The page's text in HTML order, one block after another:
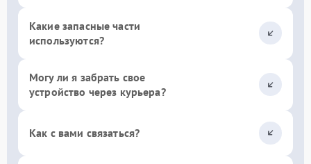
Какие запасные части
используются?
Могу ли я забрать свое
устройство через курьера?
Как с вами связаться?